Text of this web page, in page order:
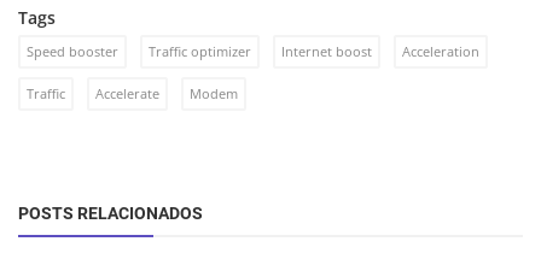
Tags
Speed booster Traffic optimizer Internet boost Acceleration
Traffic Accelerate Modem
POSTS RELACIONADOS